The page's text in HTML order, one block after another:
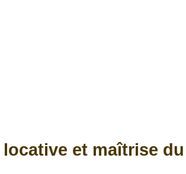
et maîtrise